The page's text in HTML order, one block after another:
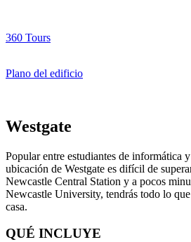
360 Tours
Plano del edificio
Westgate
Popular entre estudiantes de informática
ubicación de Westgate es difícil de
Newcastle Central Station y a pocos
Newcastle University, tendrás todo lo
casa.
QUÉ INCLUYE